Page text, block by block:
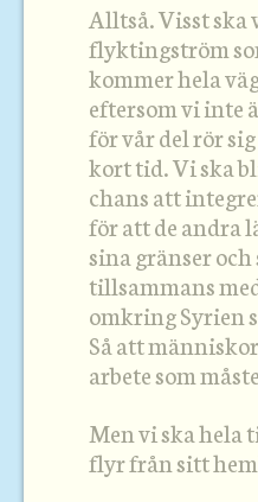
Alltså. Visst ska
flyktingström
kommer hela
eftersom vi inte
för vår del rör
kort tid. Vi ska
chans att
för att de andra
sina gränser
tillsammans
omkring Syrien
Så att
arbete som
Men vi ska hela
flyr från sitt